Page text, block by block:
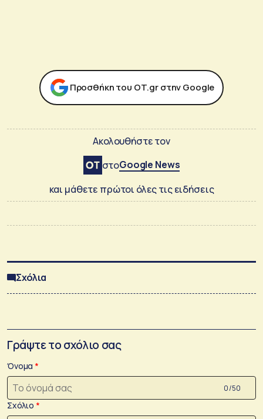
Προσθήκη του ΟΤ.gr στην Google
Ακολουθήστε τον
στοGoogle News
και μάθετε πρώτοι όλες τις ειδήσεις
Σχόλια
Γράψτε το σχόλιο σας
Όνομα
0 /50
Σχόλιο